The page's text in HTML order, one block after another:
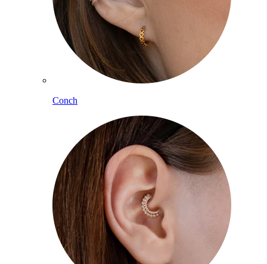
Conch